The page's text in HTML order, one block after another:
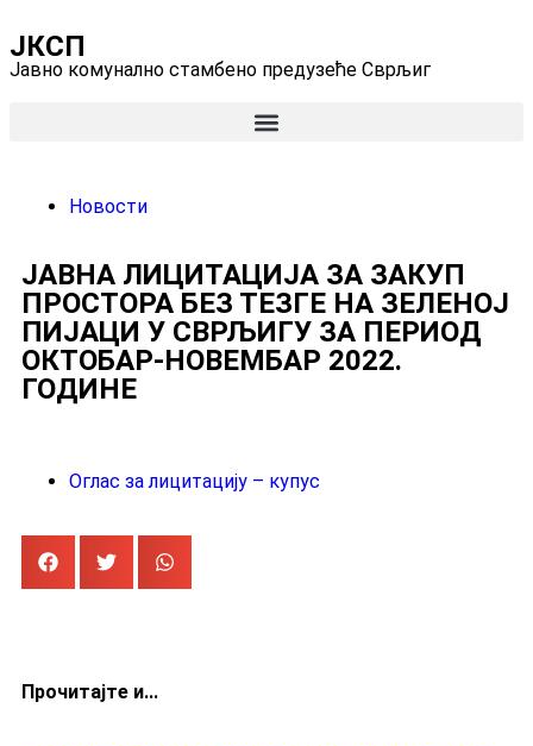
ЈКСП
Јавно комунално стамбено предузеће Сврљиг
Новости
ЈАВНА ЛИЦИТАЦИЈА ЗА ЗАКУП
ПРОСТОРА БЕЗ ТЕЗГЕ НА ЗЕЛЕНОЈ
ПИЈАЦИ У СВРЉИГУ ЗА ПЕРИОД
ОКТОБАР-НОВЕМБАР 2022.
ГОДИНЕ
Оглас за лицитацију – купус
Прочитајте и...